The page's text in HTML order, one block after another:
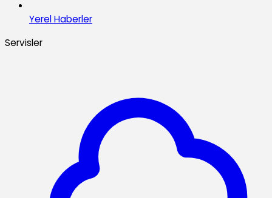
Yerel Haberler
Servisler